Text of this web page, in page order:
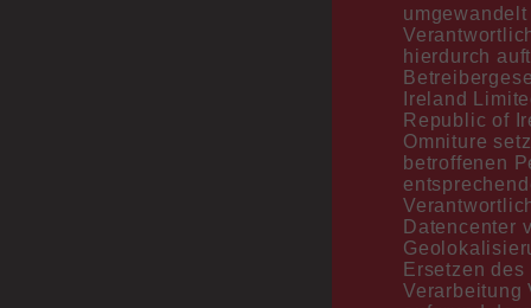
hierdurch
Ireland
Republic of
Omniture
betroffenen
Datencenter
Ersetzen
Verarbeitung